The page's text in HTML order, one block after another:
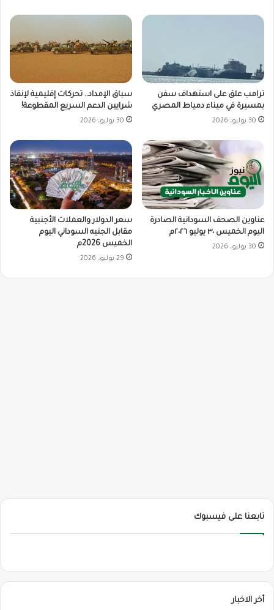
ترامب علق على استهداف سفن
بمسيرة في ميناء دمياط المصري
30 يوليو، 2026
سباق الإمداد.. تحركات إقليمية لإنقاذ
شرايين الدعم السريع المقطوعة!
30 يوليو، 2026
عناوين الصحف السودانية الصادرة
اليوم الخميس ٣٠ يوليو ٢٠٢٦م
30 يوليو، 2026
سعر الدولار والعملات الأجنبية
مقابل الجنيه السوداني اليوم
الخميس 2026م
29 يوليو، 2026
تابعنا على فيسبوك
أخر الاخبار